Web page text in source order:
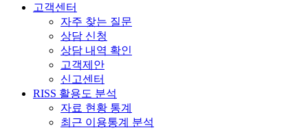
고객센터
자주 찾는 질문
상담 신청
상담 내역 확인
고객제안
신고센터
RISS 활용도 분석
자료 현황 통계
최근 이용통계 분석